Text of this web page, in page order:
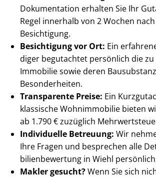
Dokumentation erhalten Sie Ihr
Regel innerhalb von 2 Wochen
Besichtigung.
Besichtigung vor Ort: Ein
di­ger begutachtet persönlich die
Immobilie sowie deren
Besonderheiten.
Transparente Preise: Ein
klassische Wohnimmobilie bieten
ab 1.790 € zuzüglich
Individuelle Betreuung: Wir
Ihre Fragen und besprechen alle
bi­li­en­be­wer­tung in Wiehl
Makler gesucht?Wenn Sie sich